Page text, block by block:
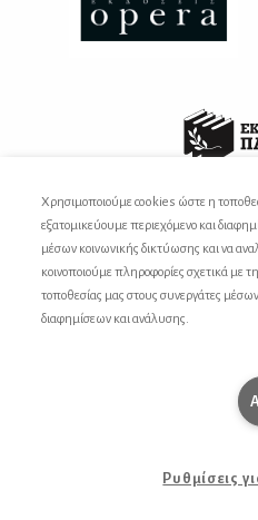
Με την
Χρησιμοποιούμε cookies ώστε η
εξατομικεύουμε περιεχόμενο και
μέσων κοινωνικής δικτύωσης και να
κοινοποιούμε πληροφορίες σχετικά με
τοποθεσίας μας στους συνεργάτες
διαφημίσεων και ανάλυσης.
Ρυθμίσεις